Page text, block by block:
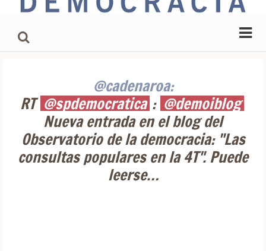
@cadenaroa:
RT @spdemocratica : @demoiblog
Nueva entrada en el blog del
Observatorio de la democracia: "Las
consultas populares en la 4T". Puede
leerse…